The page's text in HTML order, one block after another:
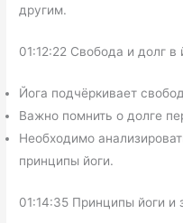
другим.
01:12:22 Свобода и долг в
Йога подчёркивает
Важно помнить о долге
Необходимо
принципы йоги.
01:14:35 Принципы йоги и